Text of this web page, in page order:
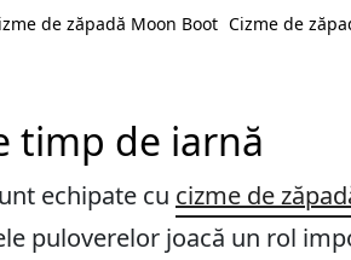
de zăpadă Moon Boot Cizme de
timp de iarnă
echipate cu cizme de
puloverelor joacă un rol